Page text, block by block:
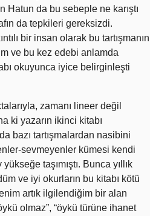
Hatun da bu sebeple ne karıştı
da tepkileri gereksizdi.
bir insan olarak bu tartışmanın
ve bu kez edebi anlamda
okuyunca iyice belirginleşti
zamanı lineer değil
ki yazarın ikinci kitabı
bazı tartışmalardan nasibini
sevmeyenler kümesi kendi
taşımıştı. Bunca yıllık
ve iyi okurların bu kitabı kötü
artık ilgilendiğim bir alan
olmaz”, “öykü türüne ihanet